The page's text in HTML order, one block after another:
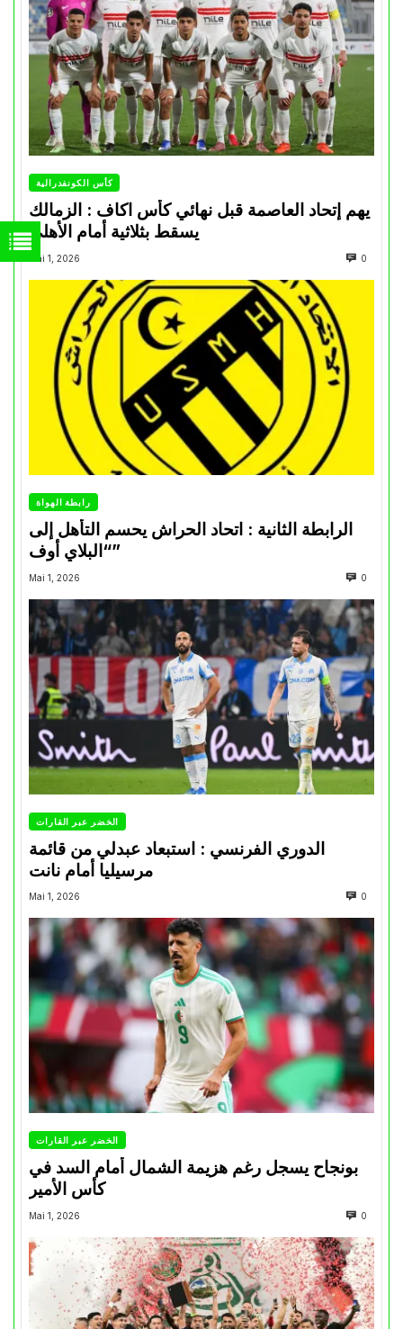
كأس الكونفدرالية
يهم إتحاد العاصمة قبل نهائي كأس اكاف : الزمالك
Mai 1, 2026 0
رابطة الهواة
الرابطة الثانية : اتحاد الحراش يحسم التأهل إلى
“البلاي أوف”
Mai 1, 2026 0
الخضر عبر القارات
الدوري الفرنسي : استبعاد عبدلي من قائمة
مرسيليا أمام نانت
Mai 1, 2026 0
الخضر عبر القارات
بونجاح يسجل رغم هزيمة الشمال أمام السد في
كأس الأمير
Mai 1, 2026 0